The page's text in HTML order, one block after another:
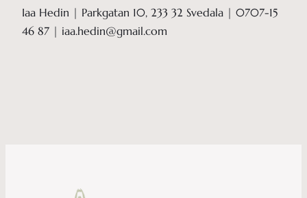
Iaa Hedin | Parkgatan 10, 233 32 Svedala | 0707-15
46 87 | iaa.hedin@gmail.com